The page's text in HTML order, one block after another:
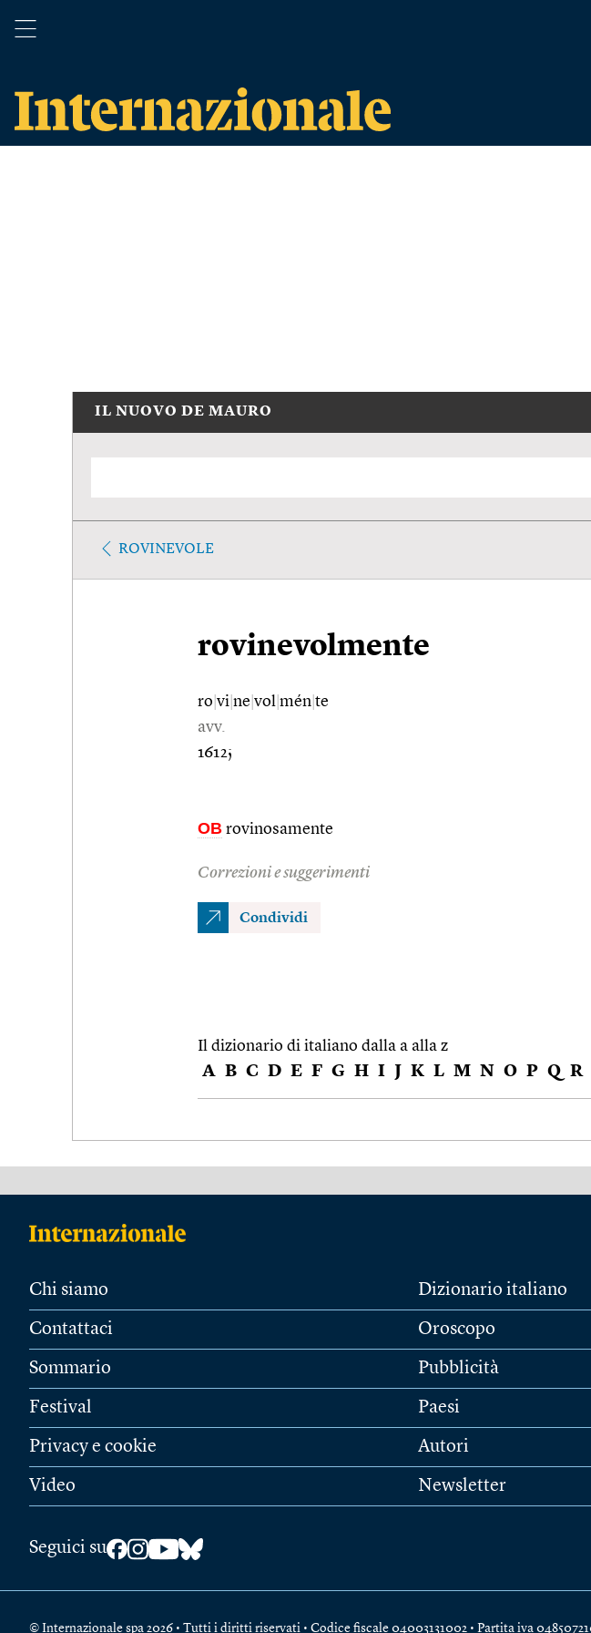
IL NUOVO DE MAURO
ROVINEVOLE
rovinevolmente
ro vi ne vol mén te
avv.
1612;
OB rovinosamente
Correzioni e suggerimenti
Condividi
Il dizionario di italiano dalla a alla z
A B C D E F G H I J K L M N O P Q R
Chi siamo
Contattaci
Sommario
Festival
Privacy e cookie
Video
Dizionario italiano
Oroscopo
Pubblicità
Paesi
Autori
Newsletter
Seguici su
© Internazionale spa 2026 • Tutti i diritti riservati • Codice fiscale 04003131002 • Partita iva